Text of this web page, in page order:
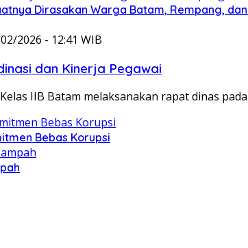
Dirasakan Warga Batam, Rempang,
2026 - 12:41 WIB
dan Kinerja Pegawai
IIB Batam melaksanakan rapat dinas
Bebas Korupsi